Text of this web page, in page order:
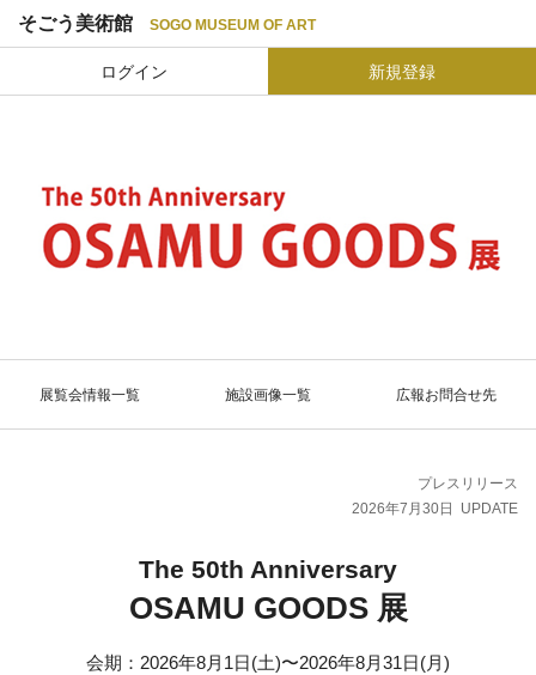
そごう美術館 SOGO MUSEUM OF ART
ログイン 新規登録
展覧会情報一覧 施設画像一覧 広報お問合せ先
プレスリリース
2026年7月30日
UPDATE
The 50th Anniversary
OSAMU GOODS 展
会期 ： 2026年8月1日(土)〜2026年8月31日(月)